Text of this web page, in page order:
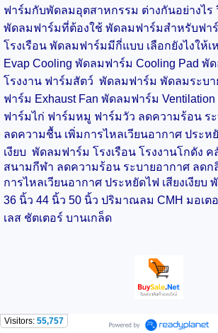
ฟาร์มกับพัดลมอุตสาหกรรม ต่างกันอย่างไร
พัดลมฟาร์มที่ต้องใช้ พัดลมฟาร์มสำหรับฟา
โรงเรือน พัดลมฟาร์มมีกี่แบบ เลือกยังไงให้เ
Evap Cooling พัดลมฟาร์ม Cooling Pad พัด
โรงงาน ฟาร์มสัตว์ พัดลมฟาร์ม พัดลมระบา
ฟาร์ม Exhaust Fan พัดลมฟาร์ม Ventilation
ฟาร์มไก่ ฟาร์มหมู ฟาร์มวัว ลดความร้อน ร
ลดความชื้น เพิ่มการไหลเวียนอากาศ ประหยั
เงียบ พัดลมฟาร์ม โรงเรือน โรงงานโกดัง ค
สนามกีฬา ลดความร้อน ระบายอากาศ ลดก
การไหลเวียนอากาศ ประหยัดไฟ เสียงเงียบ
36 นิ้ว 44 นิ้ว 50 นิ้ว ปริมาณลม CMH มอเต
เลส ชัตเตอร์ บานเกล็ด
Visitors: 55,757